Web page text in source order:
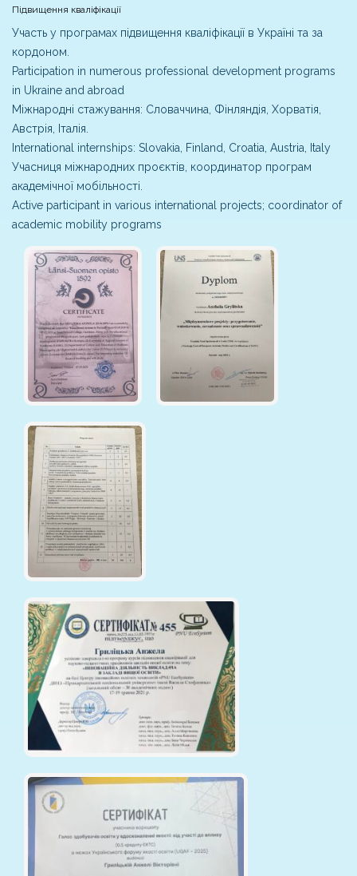
Підвищення кваліфікації
Участь у програмах підвищення кваліфікації в Україні та за
кордоном.
Participation in numerous professional development programs
in Ukraine and abroad
Міжнародні стажування: Словаччина, Фінляндія, Хорватія,
Австрія, Італія.
International internships: Slovakia, Finland, Croatia, Austria, Italy
Учасниця міжнародних проєктів, координатор програм
академічної мобільності.
Active participant in various international projects; coordinator of
academic mobility programs